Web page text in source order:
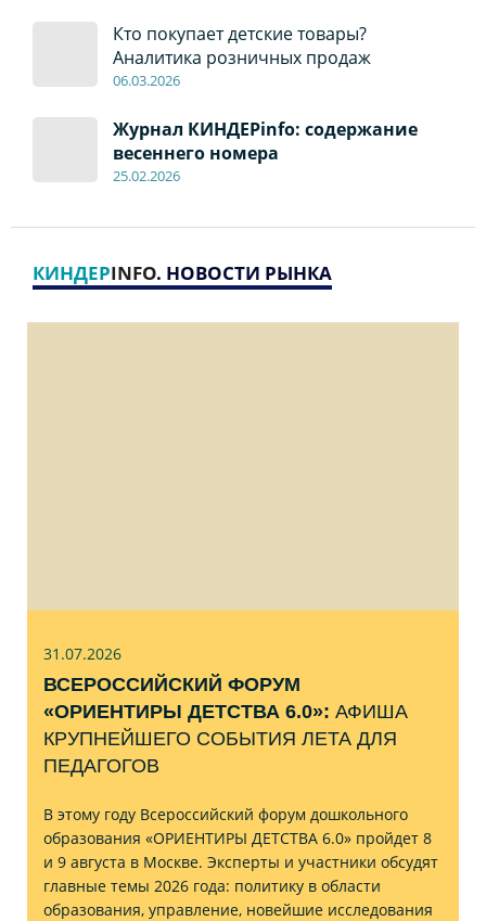
Кто покупает детские товары?
Аналитика розничных продаж
06.03.2026
Журнал КИНДЕРinfo: содержание
весеннего номера
25.02.2026
КИНДЕРINFO. НОВОСТИ РЫНКА
31.07.2026
ВСЕРОССИЙСКИЙ ФОРУМ
«ОРИЕНТИРЫ ДЕТСТВА 6.0»: АФИША
КРУПНЕЙШЕГО СОБЫТИЯ ЛЕТА ДЛЯ
ПЕДАГОГОВ
В этому году Всероссийский форум дошкольного
образования «ОРИЕНТИРЫ ДЕТСТВА 6.0» пройдет 8
и 9 августа в Москве. Эксперты и участники обсудят
главные темы 2026 года: политику в области
образования, управление, новейшие исследования